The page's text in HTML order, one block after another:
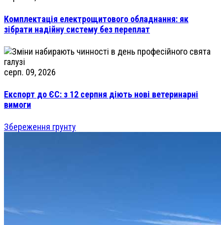
Комплектація електрощитового обладнання: як
зібрати надійну систему без переплат
серп. 09, 2026
Експорт до ЄС: з 12 серпня діють нові ветеринарні
вимоги
Збереження грунту